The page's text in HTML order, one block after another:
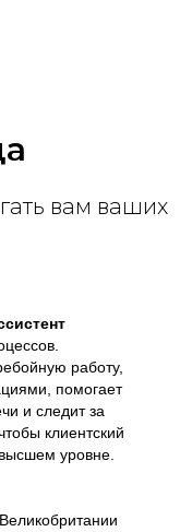
вам ваших
работу,
помогает
и следит за
клиентский
уровне.